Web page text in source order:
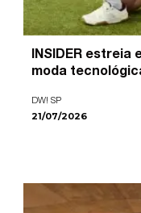
INSIDER estreia
moda
DW! SP
21/07/2026